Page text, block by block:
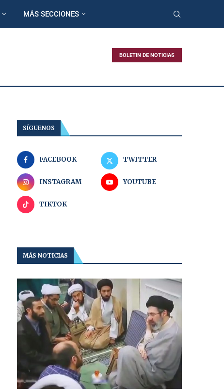
MÁS SECCIONES
BOLETIN DE NOTICIAS
SÍGUENOS
FACEBOOK TWITTER
INSTAGRAM YOUTUBE
TIKTOK
MÁS NOTICIAS